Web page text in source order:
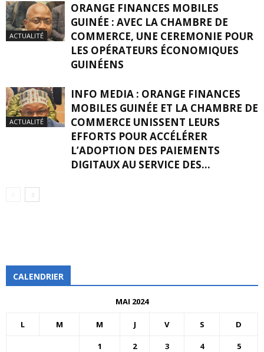
ACTUALITÉ
ORANGE FINANCES MOBILES
GUINÉE : AVEC LA CHAMBRE DE
COMMERCE, UNE CEREMONIE POUR
LES OPÉRATEURS ÉCONOMIQUES
GUINÉENS
ACTUALITÉ
INFO MEDIA : ORANGE FINANCES
MOBILES GUINÉE ET LA CHAMBRE DE
COMMERCE UNISSENT LEURS
EFFORTS POUR ACCÉLÉRER
L’ADOPTION DES PAIEMENTS
DIGITAUX AU SERVICE DES...
CALENDRIER
MAI 2024
L M M J V S D
1 2 3 4
5